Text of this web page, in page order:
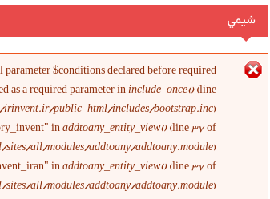
شيمي
پیغام خطا
parameter $conditions declared before required
as a required parameter ininclude_once()(line
public_html/includes/bootstrap.inc).
inaddtoany_entity_view()(line37of
all/modules/addtoany/addtoany.module).
inaddtoany_entity_view()(line37of
all/modules/addtoany/addtoany.module).